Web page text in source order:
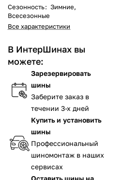
Сезонность: Зимние,
Всесезонные
Все характеристики
В ИнтерШинах вы
можете:
Зарезервировать
шины
Заберите заказ в
течении 3-х дней
Купить и установить
шины
Профессиональный
шиномонтаж в наших
сервисах
Оставить шины на